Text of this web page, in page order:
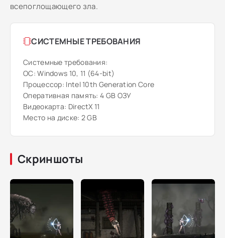
всепоглощающего зла.
СИСТЕМНЫЕ ТРЕБОВАНИЯ
Системные требования:
ОС: Windows 10, 11 (64-bit)
Процессор: Intel 10th Generation Core
Оперативная память: 4 GB ОЗУ
Видеокарта: DirectX 11
Место на диске: 2 GB
Скриншоты